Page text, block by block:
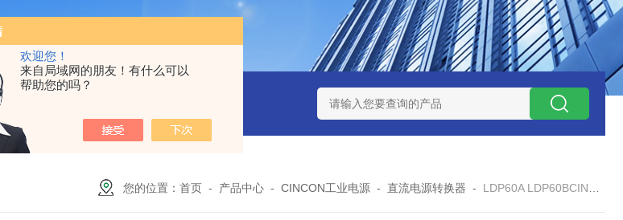
欢迎您！
来自局域网的朋友！有什么可以
帮助您的吗？
24 MMK150S-15 MMK150S-5150W系列开关电源MMK150S-24 MMK150S-12 MMK320S-12
您的位置：首页 - 产品中心 -CINCON工业电源 -直流电源转换器 - LDP60A LDP60BCINCON LDP60 60WATT AC-DC LED驱动器